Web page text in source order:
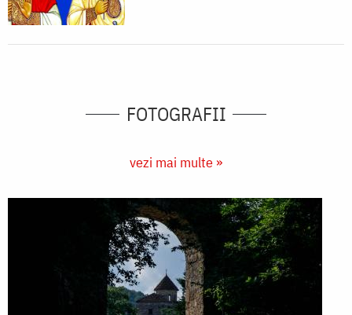
FOTOGRAFII
vezi mai multe »